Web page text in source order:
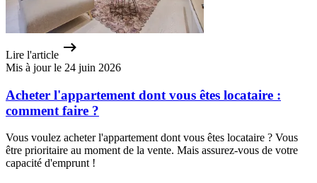
Lire l'article
Mis à jour le 24 juin 2026
Acheter l'appartement dont vous êtes locataire :
comment faire ?
Vous voulez acheter l'appartement dont vous êtes locataire ? Vous
être prioritaire au moment de la vente. Mais assurez-vous de votre
capacité d'emprunt !